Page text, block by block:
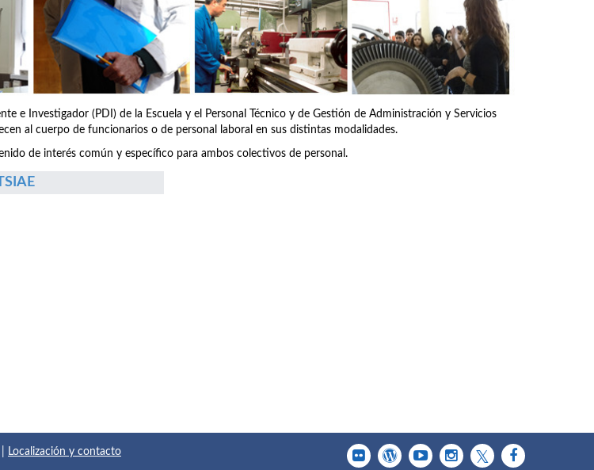
e Investigador (PDI) de la Escuela y el Personal Técnico y de Gestión de Administración y Servicios
al cuerpo de funcionarios o de personal laboral en sus distintas modalidades.
de interés común y específico para ambos colectivos de personal.
Localización y contacto